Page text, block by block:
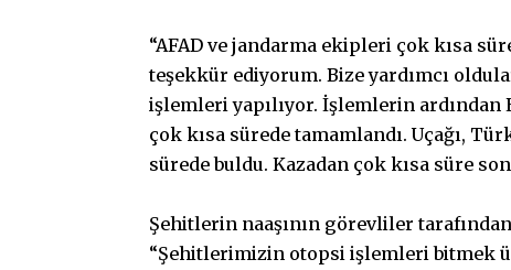
“AFAD ve jandarma ekipleri çok kısa
teşekkür ediyorum. Bize yardımcı
işlemleri yapılıyor. İşlemlerin
çok kısa sürede tamamlandı. Uçağı,
sürede buldu. Kazadan çok kısa süre
Şehitlerin naaşının görevliler
“Şehitlerimizin otopsi işlemleri bitmek